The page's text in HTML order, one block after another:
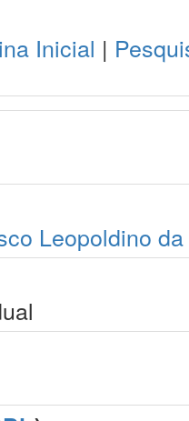
Inicial |
Leopoldino da